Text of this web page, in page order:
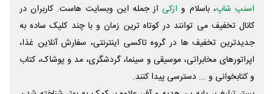
اسنپ شاپ، باسلام و ازکی از جمله این وبسایت ‌هاست. کاربران در
کانال تخفیف می توانند در کوتاه ترین زمان و با چند کلیک ساده به
جدیدترین تخفیف ها در گروه تاکسی اینترنتی، سفارش آنلاین غذا،
اپراتورهای مخابراتی، موسیقی و سینما، گردشگری، مد و پوشاک، کتاب
و کتابخوانی و ... دسترسی پیدا کنند.